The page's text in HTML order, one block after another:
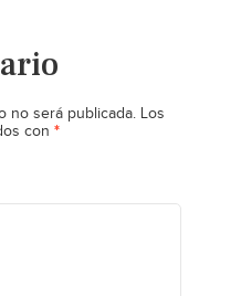
no será publicada. Los
con *